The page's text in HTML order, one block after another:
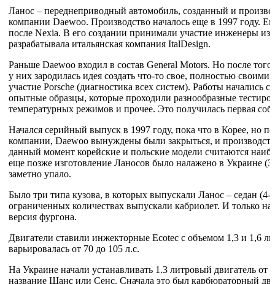
Ланос – переднеприводный автомобиль, созданный и
компании Daewoo. Производство началось еще в 1997 году.
после Nexia. В его создании принимали участие инженеры
разрабатывала итальянская компания ItalDesign.
Раньше Daewoo входил в состав General Motors. Но после
у них зародилась идея создать что-то свое, полностью
участие Porsche (диагностика всех систем). Работы начались
опытные образцы, которые проходили разнообразные
температурных режимов и прочее. Это получилась первая
Начался серийный выпуск в 1997 году, пока что в Корее, но
компании, Daewoo вынуждены были закрыться, и
данный момент корейские и польские модели считаются
еще позже изготовление Ланосов было налажено в Украине
заметно упало.
Было три типа кузова, в которых выпускали Ланос – седан
ограниченных количествах выпускали кабриолет. И только
версия фургона.
Двигатели ставили инжекторные Ecotec с объемом 1,3 и 1,6
варьировалась от 70 до 105 л.с.
На Украине начали устанавливать 1.3 литровый двигатель
название Шанс или Сенс. Сначала это был карбюраторный